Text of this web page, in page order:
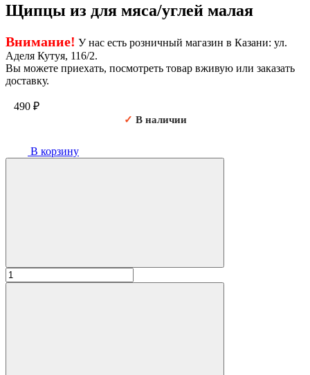
Щипцы из для мяса/углей малая
Внимание! У нас есть розничный магазин в Казани: ул.
Аделя Кутуя, 116/2.
Вы можете приехать, посмотреть товар вживую или заказать
доставку.
490 ₽
✓ В наличии
В корзину
Количество
товара